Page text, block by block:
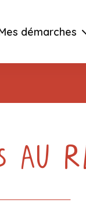
démarches
au